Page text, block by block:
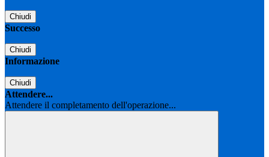
Chiudi
Successo
Chiudi
Informazione
Chiudi
Attendere...
Attendere il completamento dell'operazione...